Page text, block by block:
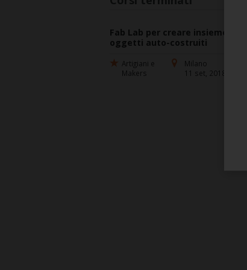
Fab Lab per creare insieme
oggetti auto-costruiti
Artigiani e
Makers
Milano
11 set, 2018